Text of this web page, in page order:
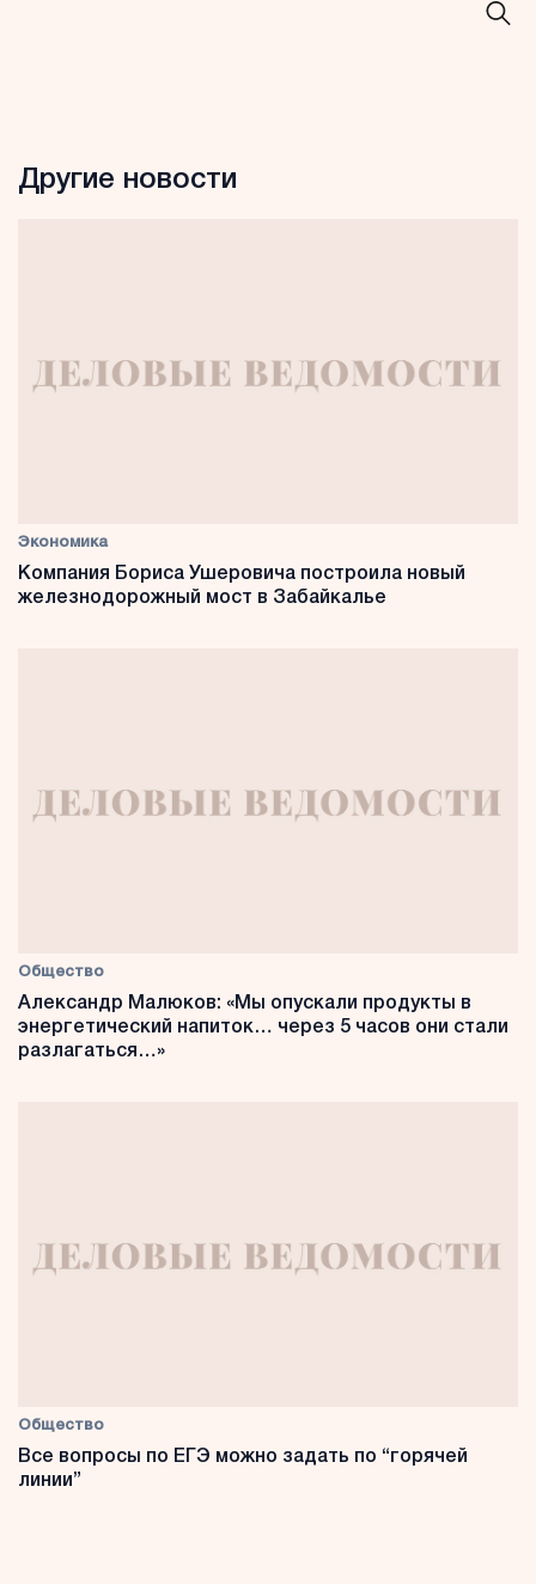
Другие новости
Экономика
Компания Бориса Ушеровича построила новый
железнодорожный мост в Забайкалье
Общество
Александр Малюков: «Мы опускали продукты в
энергетический напиток… через 5 часов они стали
разлагаться…»
Общество
Все вопросы по ЕГЭ можно задать по “горячей
линии”